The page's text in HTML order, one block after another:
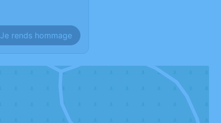
Je rends hommage